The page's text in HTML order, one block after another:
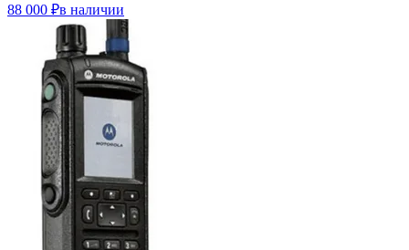
88 000 ₽в наличии